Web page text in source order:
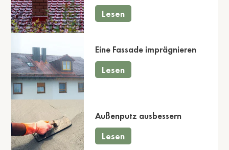
Lesen
Eine Fassade imprägnieren
Lesen
Außenputz ausbessern
Lesen